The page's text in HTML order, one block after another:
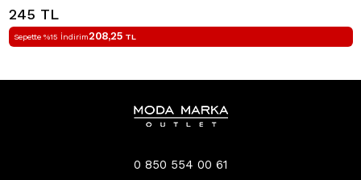
245 TL
Sepette %15 İndirim208,25 TL
0 850 554 00 61